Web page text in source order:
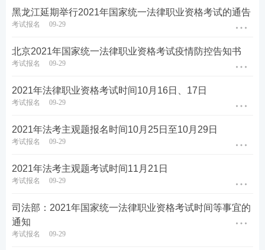
黑龙江延期举行2021年国家统一法律职业资格考试的通告
考试报名 09-29
北京2021年国家统一法律职业资格考试疫情防控告知书
考试报名 09-29
2021年法律职业资格考试时间10月16日、17日
考试报名 09-29
2021年法考主观题报名时间10月25日至10月29日
考试报名 09-29
2021年法考主观题考试时间11月21日
考试报名 09-29
司法部：2021年国家统一法律职业资格考试时间等事宜的
通知
考试报名 09-29